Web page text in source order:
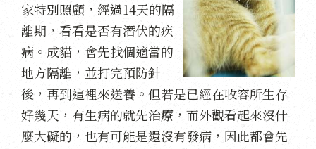
家特別照顧，經過14天的隔
離期，看看是否有潛伏的疾
病。成貓，會先找個適當的
地方隔離，並打完預防針
後，再到這裡來送養。但若是已經在收容所生存
好幾天，有生病的就先治療，而外觀看起來沒什
麼大礙的，也有可能是還沒有發病，因此都會先